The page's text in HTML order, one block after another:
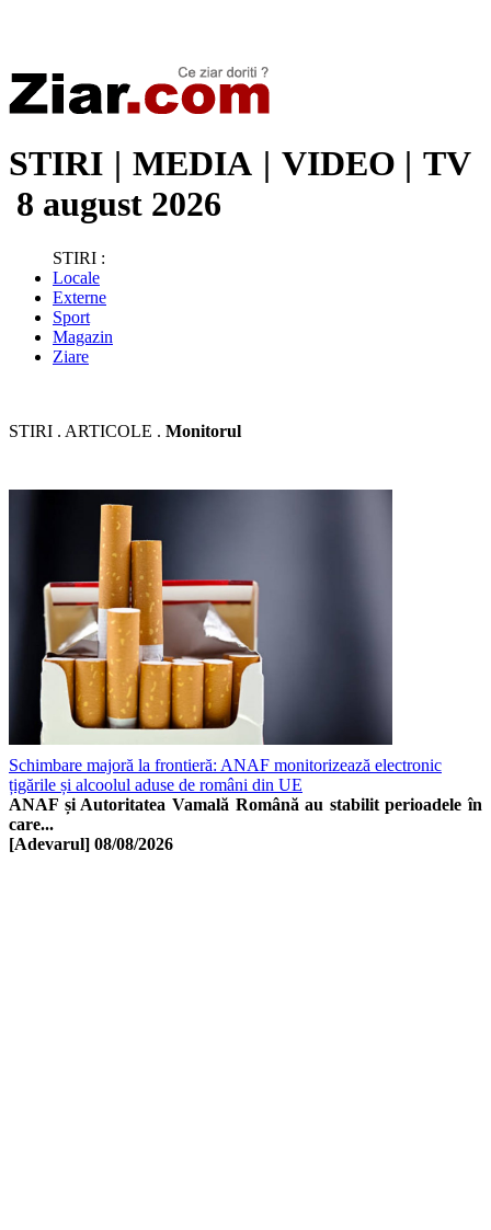
STIRI | MEDIA | VIDEO | TV
8 august 2026
STIRI :
Locale
Externe
Sport
Magazin
Ziare
STIRI . ARTICOLE . Monitorul
Schimbare majoră la frontieră: ANAF monitorizează electronic
țigările și alcoolul aduse de români din UE
ANAF și Autoritatea Vamală Română au stabilit perioadele în
care...
[Adevarul] 08/08/2026